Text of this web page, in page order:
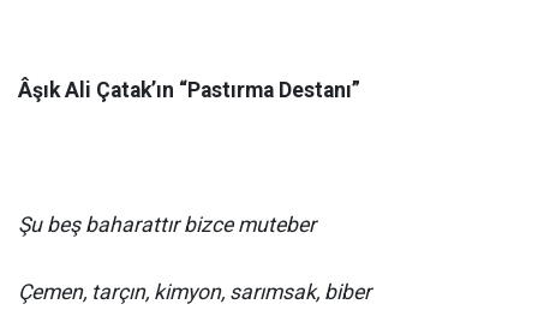
Âşık Ali Çatak’ın “Pastırma Destanı”
Şu beş baharattır bizce muteber
Çemen, tarçın, kimyon, sarımsak, biber